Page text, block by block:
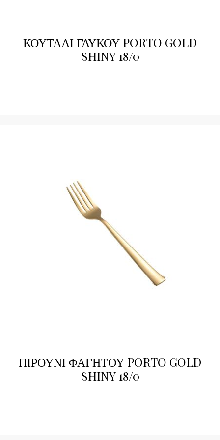
ΚΟΥΤΑΛΙ ΓΛΥΚΟΥ PORTO GOLD
SHINY 18/0
ΠΙΡΟΥΝΙ ΦΑΓΗΤΟΥ PORTO GOLD
SHINY 18/0